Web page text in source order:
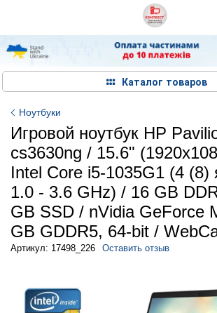
Каталог товаров
Ноутбуки
Игровой ноутбук HP
cs3630ng / 15.6"
Intel Core i5-1035G1 (4 (8)
1.0 - 3.6 GHz) / 16 GB
GB SSD / nVidia GeForce
GB GDDR5, 64-bit /
Артикул: 17498_226 Оставить отзыв